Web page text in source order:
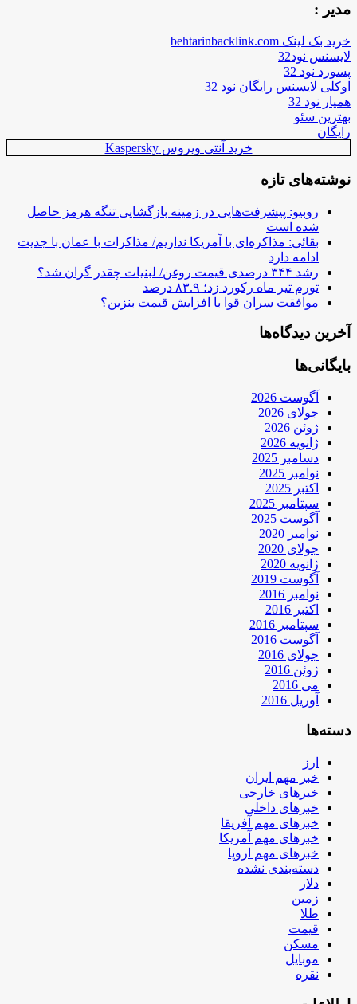
مدیر :
خرید بک لینک behtarinbacklink.com
لایسنس نود32
پسورد نود 32
اوکلی لایسنس رایگان نود 32
همیار نود 32
بهترین سئو
رایگان
خرید آنتی ویروس Kaspersky
نوشته‌های تازه
روبیو: پیشرفت‌هایی در زمینه بازگشایی تنگه هرمز حاصل
شده است
بقائی: مذاکره‌ای با آمریکا نداریم/ مذاکرات با عمان با جدیت
ادامه دارد
رشد ۳۴۴ درصدی قیمت روغن/ لبنیات چقدر گران شد؟
تورم تیر ماه رکورد زد؛ ۸۳.۹ درصد
موافقت سران قوا با افزایش قیمت بنزین؟
آخرین دیدگاه‌ها
بایگانی‌ها
آگوست 2026
جولای 2026
ژوئن 2026
ژانویه 2026
دسامبر 2025
نوامبر 2025
اکتبر 2025
سپتامبر 2025
آگوست 2025
نوامبر 2020
جولای 2020
ژانویه 2020
آگوست 2019
نوامبر 2016
اکتبر 2016
سپتامبر 2016
آگوست 2016
جولای 2016
ژوئن 2016
می 2016
آوریل 2016
دسته‌ها
ارز
خبر مهم ایران
خبرهای خارجی
خبرهای داخلی
خبرهای مهم آفریقا
خبرهای مهم آمریکا
خبرهای مهم اروپا
دسته‌بندی نشده
دلار
زمین
طلا
قیمت
مسکن
موبایل
نقره